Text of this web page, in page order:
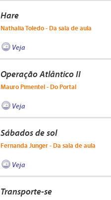
Hare
Nathalia Toledo - Da sala de aula
Veja
Operação Atlântico II
Mauro Pimentel - Do Portal
Veja
Sábados de sol
Fernanda Junger - Da sala de aula
Veja
Transporte-se